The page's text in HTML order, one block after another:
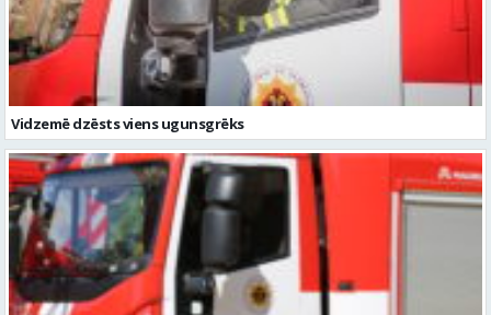
Vidzemē dzēsts viens ugunsgrēks